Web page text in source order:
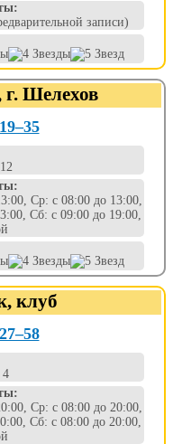
записи)
г. Шелехов
Ср: с 08:00 до 13:00,
Сб: с 09:00 до 19:00,
клуб
4
Ср: с 08:00 до 20:00,
Сб: с 08:00 до 20:00,